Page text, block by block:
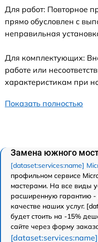
Для работ: Повторное
прямо обусловлен с
неправильная
Для комплектующих:
работе или
характеристикам при
Показать полностью
Замена южного
[dataset:services:name]
профильном сервисе
мастерами. На все виды
расширенную гарантию -
качестве наших услуг.
будет стоить на -15%
сайте через форму